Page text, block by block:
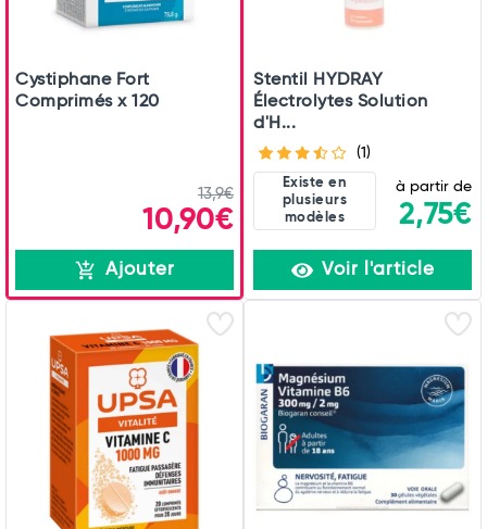
Cystiphane Fort
Comprimés x 120
13,9€
10,90€
Ajouter
Stentil HYDRAY
Électrolytes Solution
d'H...
(1)
Existe en
plusieurs
modèles
à partir de
2,75€
Voir l'article